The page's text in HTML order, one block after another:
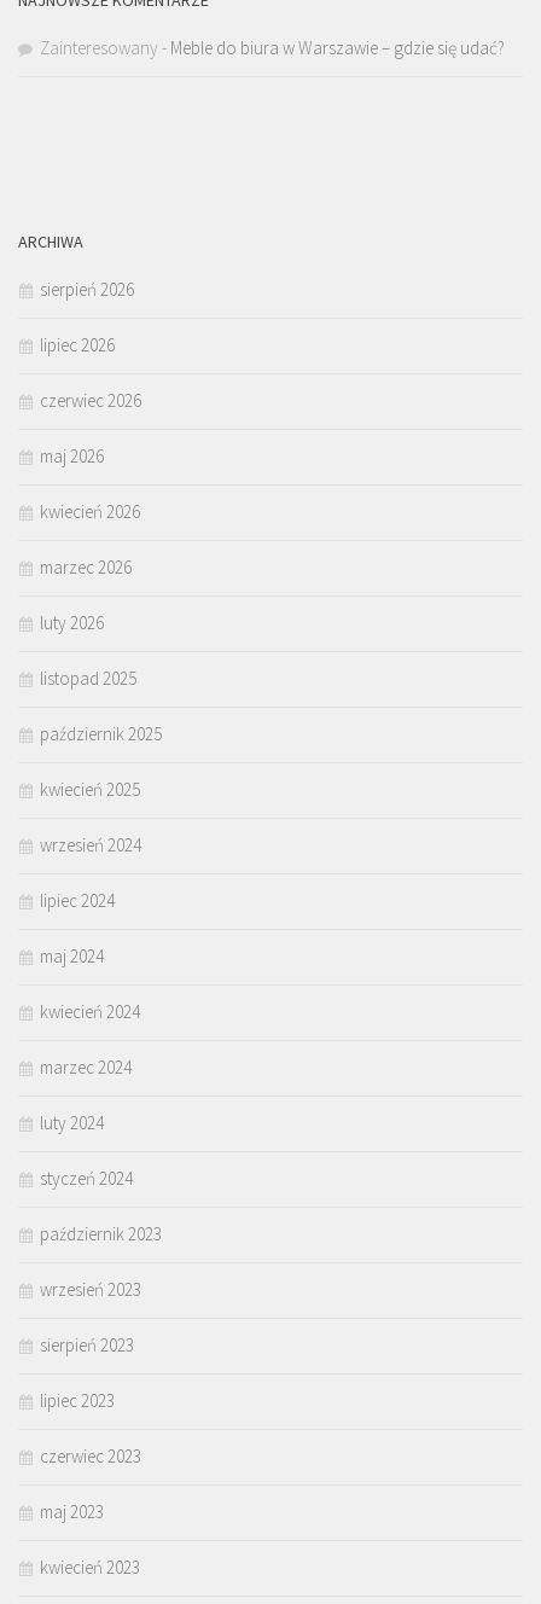
Zainteresowany - Meble do biura w Warszawie – gdzie się udać?
ARCHIWA
sierpień 2026
lipiec 2026
czerwiec 2026
maj 2026
kwiecień 2026
marzec 2026
luty 2026
listopad 2025
październik 2025
kwiecień 2025
wrzesień 2024
lipiec 2024
maj 2024
kwiecień 2024
marzec 2024
luty 2024
styczeń 2024
październik 2023
wrzesień 2023
sierpień 2023
lipiec 2023
czerwiec 2023
maj 2023
kwiecień 2023